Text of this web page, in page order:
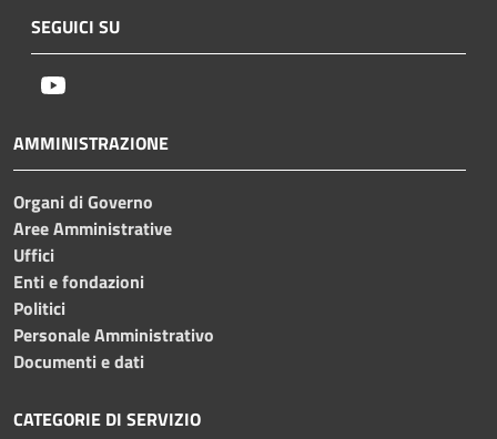
SEGUICI SU
AMMINISTRAZIONE
Organi di Governo
Aree Amministrative
Uffici
Enti e fondazioni
Politici
Personale Amministrativo
Documenti e dati
CATEGORIE DI SERVIZIO